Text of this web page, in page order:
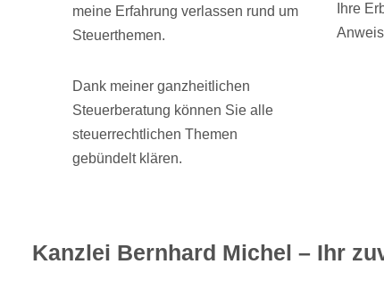
meine Erfahrung verlassen rund um
Steuerthemen.
Dank meiner ganzheitlichen
Steuerberatung können Sie alle
steuerrechtlichen Themen
gebündelt klären.
Ihre
Kanzlei Bernhard Michel – Ihr